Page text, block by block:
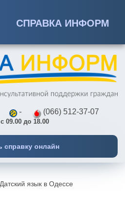
СПРАВКА ИНФОРМ
- (066) 512-37-07
09.00 до 18.00
справку онлайн
язык в Одессе